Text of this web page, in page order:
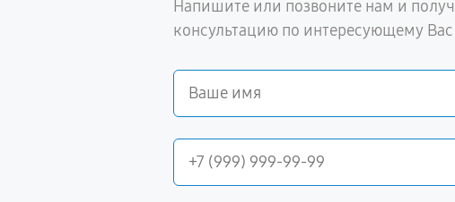
Напишите или позвоните нам и
консультацию по интересующему Вас